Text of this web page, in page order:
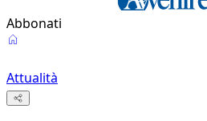
Abbonati
Attualità